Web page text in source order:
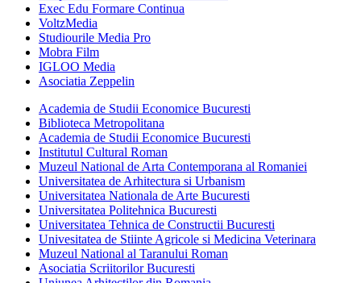
Exec Edu Formare Continua
VoltzMedia
Studiourile Media Pro
Mobra Film
IGLOO Media
Asociatia Zeppelin
Academia de Studii Economice Bucuresti
Biblioteca Metropolitana
Academia de Studii Economice Bucuresti
Institutul Cultural Roman
Muzeul National de Arta Contemporana al Romaniei
Universitatea de Arhitectura si Urbanism
Universitatea Nationala de Arte Bucuresti
Universitatea Politehnica Bucuresti
Universitatea Tehnica de Constructii Bucuresti
Univesitatea de Stiinte Agricole si Medicina Veterinara
Muzeul National al Taranului Roman
Asociatia Scriitorilor Bucuresti